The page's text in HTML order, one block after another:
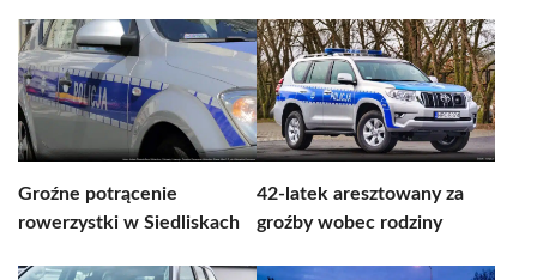
Groźne potrącenie
rowerzystki w Siedliskach
42-latek aresztowany za
groźby wobec rodziny